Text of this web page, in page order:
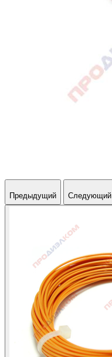
Предыдущий Следующий